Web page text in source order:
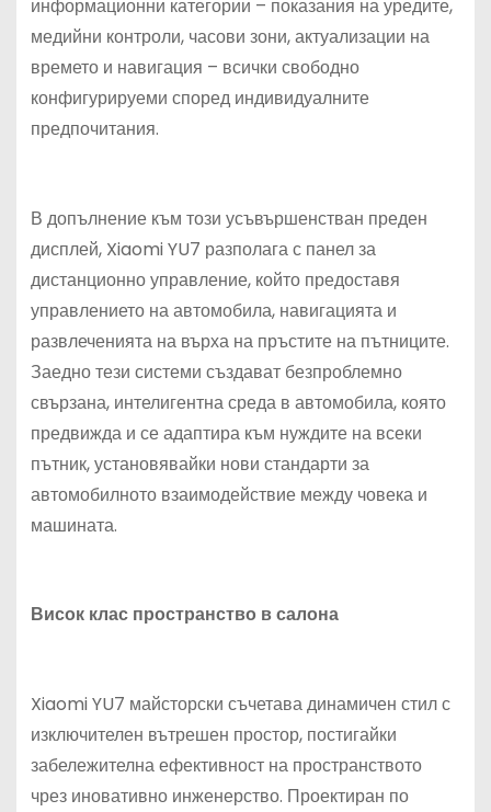
информационни категории – показания на уредите,
медийни контроли, часови зони, актуализации на
времето и навигация – всички свободно
конфигурируеми според индивидуалните
предпочитания.
В допълнение към този усъвършенстван преден
дисплей, Xiaomi YU7 разполага с панел за
дистанционно управление, който предоставя
управлението на автомобила, навигацията и
развлеченията на върха на пръстите на пътниците.
Заедно тези системи създават безпроблемно
свързана, интелигентна среда в автомобила, която
предвижда и се адаптира към нуждите на всеки
пътник, установявайки нови стандарти за
автомобилното взаимодействие между човека и
машината.
Висок клас пространство в салона
Xiaomi YU7 майсторски съчетава динамичен стил с
изключителен вътрешен простор, постигайки
забележителна ефективност на пространството
чрез иновативно инженерство. Проектиран по